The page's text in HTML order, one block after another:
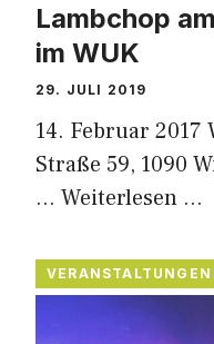
Lambchop
im WUK
29. JULI 2019
14. Februar 2017
Straße 59, 1090
… Weiterlesen …
VERANSTALTUNGEN